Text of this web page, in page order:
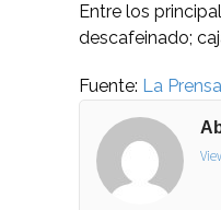
Entre los
descafeinado;
Fuente: La